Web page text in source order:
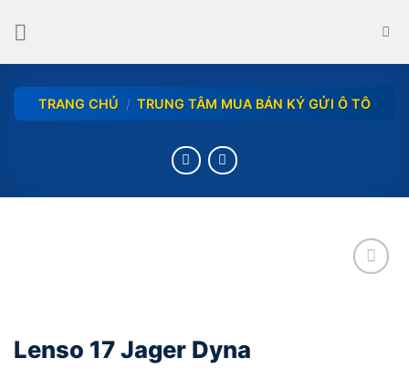
TRANG CHỦ / TRUNG TÂM MUA BÁN KÝ GỬI Ô TÔ
Lenso 17 Jager Dyna